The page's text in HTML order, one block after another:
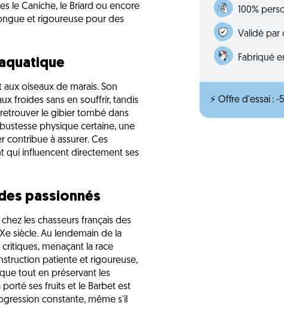
le Caniche, le Briard ou encore
et rigoureuse pour des
oiseaux de marais. Son
froides sans en souffrir, tandis
le gibier tombé dans
physique certaine, une
contribue à assurer. Ces
qui influencent directement ses
passionnés
les chasseurs français des
siècle. Au lendemain de la
menaçant la race
patiente et rigoureuse,
tout en préservant les
ses fruits et le Barbet est
constante, même s'il
100%
Validé par
Fabriqué
⚡ Offre d'essai :